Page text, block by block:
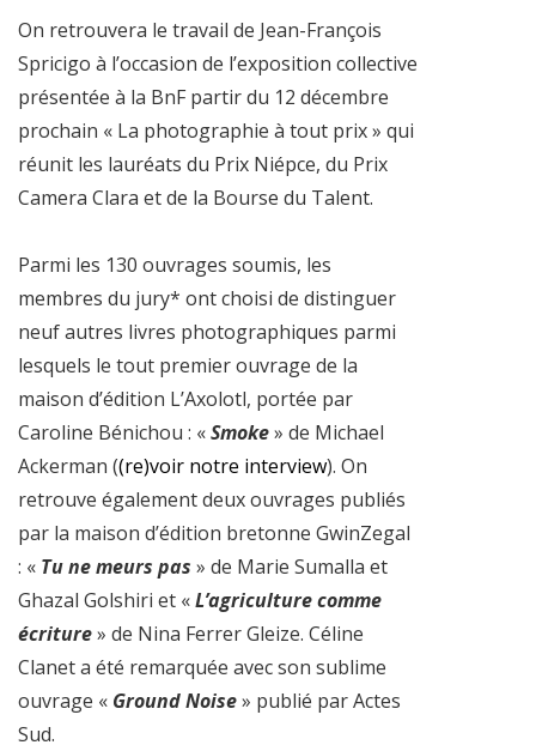
On retrouvera le travail de Jean-François
Spricigo à l’occasion de l’exposition collective
présentée à la BnF partir du 12 décembre
prochain « La photographie à tout prix » qui
réunit les lauréats du Prix Niépce, du Prix
Camera Clara et de la Bourse du Talent.
Parmi les 130 ouvrages soumis, les
membres du jury* ont choisi de distinguer
neuf autres livres photographiques parmi
lesquels le tout premier ouvrage de la
maison d’édition L’Axolotl, portée par
Caroline Bénichou : «Smoke» de Michael
Ackerman ((re)voir notre interview). On
retrouve également deux ouvrages publiés
par la maison d’édition bretonne GwinZegal
: « Tu ne meurs pas » de Marie Sumalla et
Ghazal Golshiri et «L’agriculture comme
écriture» de Nina Ferrer Gleize. Céline
Clanet a été remarquée avec son sublime
ouvrage « Ground Noise» publié par Actes
Sud.